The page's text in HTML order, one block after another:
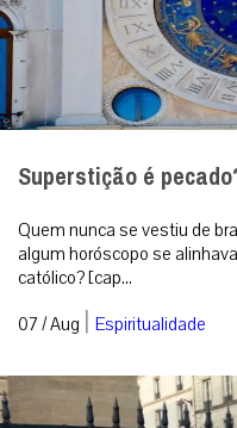
Superstição é
Quem nunca se vestiu de
algum horóscopo se
católico? [cap...
07 / Aug | Espiritualidade